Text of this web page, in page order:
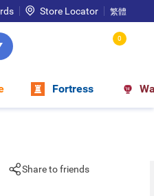
Store Locator 繁體
0
Fortress
Share to friends